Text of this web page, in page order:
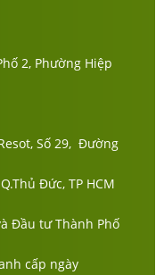
2, Phường Hiệp
Số 29, Đường
Đức, TP HCM
Đầu tư Thành Phố
cấp ngày